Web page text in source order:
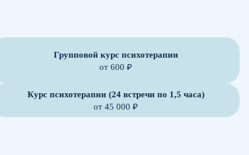
Групповой курс психотерапии
от 600 ₽
Курс психотерапии (24 встречи по 1,5 часа)
от 45 000 ₽